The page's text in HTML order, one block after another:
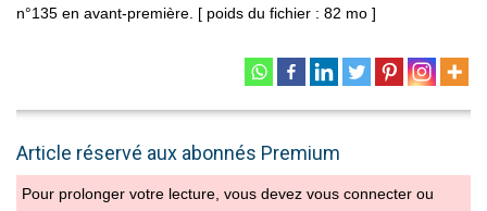
n°135 en avant-première. [ poids du fichier : 82 mo ]
Article réservé aux abonnés Premium
Pour prolonger votre lecture, vous devez vous connecter ou